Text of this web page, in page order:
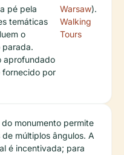
pé pela
temáticas
o
parada.
aprofundado
por
Warsaw
Walking
Tours
).
monumento permite
múltiplos ângulos. A
é incentivada; para